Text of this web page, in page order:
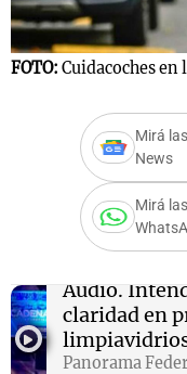
FOTO: Cuidacoches en
Mirá
News
Mirá
Audio.
claridad en
Panorama